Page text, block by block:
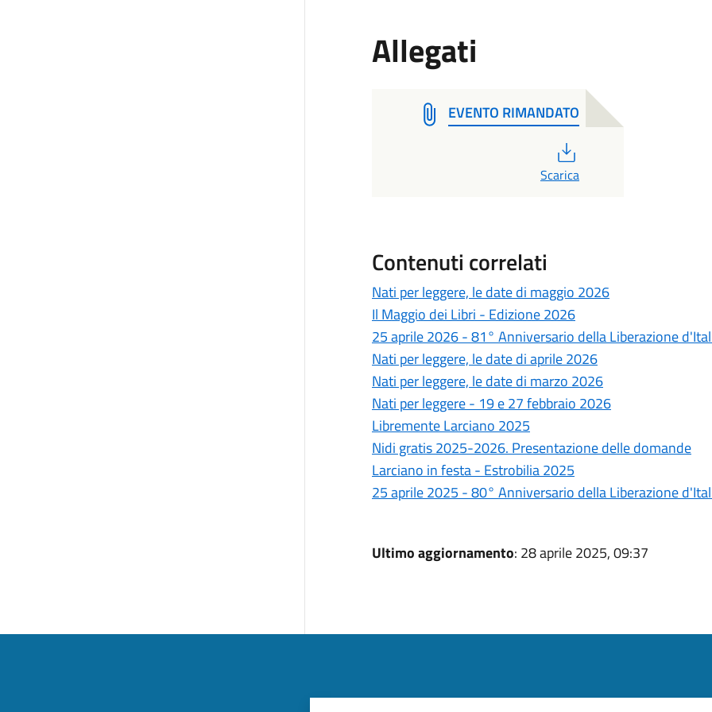
Allegati
EVENTO RIMANDATO
Scarica
Contenuti correlati
Nati per leggere, le date di maggio 2026
Il Maggio dei Libri - Edizione 2026
25 aprile 2026 - 81° Anniversario della Liberazione
Nati per leggere, le date di aprile 2026
Nati per leggere, le date di marzo 2026
Nati per leggere - 19 e 27 febbraio 2026
Libremente Larciano 2025
Nidi gratis 2025-2026. Presentazione delle domande
Larciano in festa - Estrobilia 2025
25 aprile 2025 - 80° Anniversario della Liberazione
Ultimo aggiornamento: 28 aprile 2025, 09:37